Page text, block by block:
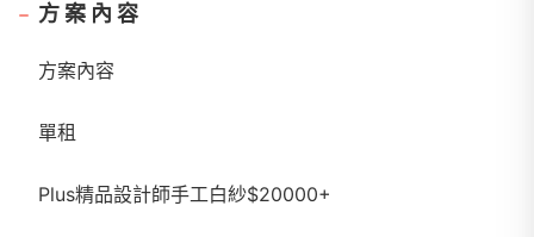
方案內容
方案內容
單租
Plus精品設計師手工白紗$20000+